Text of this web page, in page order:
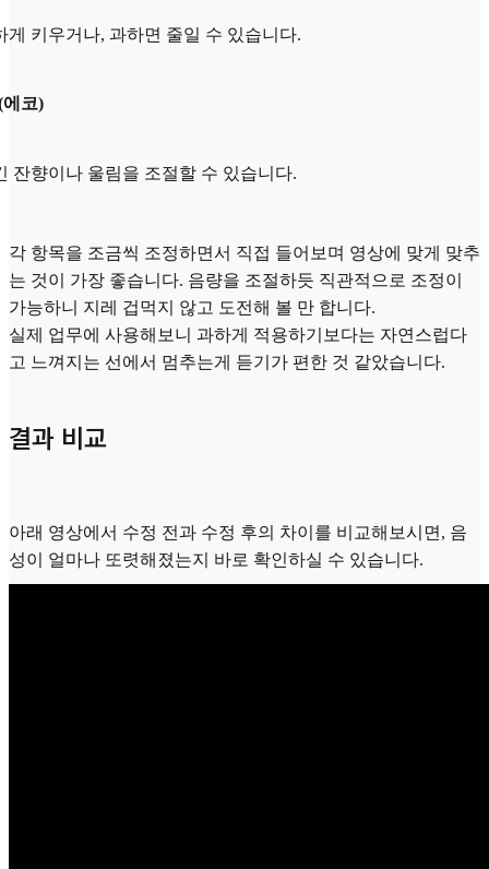
게 키우거나, 과하면 줄일 수 있습니다.
코)
잔향이나 울림을 조절할 수 있습니다.
각 항목을 조금씩 조정하면서 직접 들어보며 영상에 맞게 맞추
는 것이 가장 좋습니다. 음량을 조절하듯 직관적으로 조정이
가능하니 지레 겁먹지 않고 도전해 볼 만 합니다.
실제 업무에 사용해보니 과하게 적용하기보다는 자연스럽다
고 느껴지는 선에서 멈추는게 듣기가 편한 것 같았습니다.
결과 비교
아래 영상에서 수정 전과 수정 후의 차이를 비교해보시면, 음
성이 얼마나 또렷해졌는지 바로 확인하실 수 있습니다.